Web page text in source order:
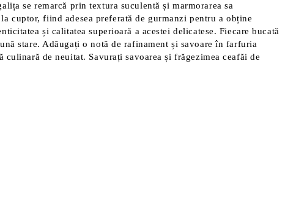
se remarcă prin textura suculentă și marmorarea sa
cuptor, fiind adesea preferată de gurmanzi pentru a obține
și calitatea superioară a acestei delicatese. Fiecare bucată
stare. Adăugați o notă de rafinament și savoare în farfuria
de neuitat. Savurați savoarea și frăgezimea ceafăi de